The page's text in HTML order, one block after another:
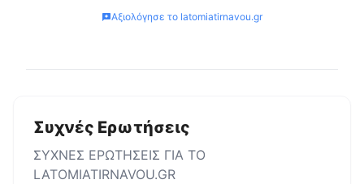
Αξιολόγησε το latomiatirnavou.gr
Συχνές Ερωτήσεις
ΣΥΧΝΕΣ ΕΡΩΤΗΣΕΙΣ ΓΙΑ ΤΟ
LATOMIATIRNAVOU.GR